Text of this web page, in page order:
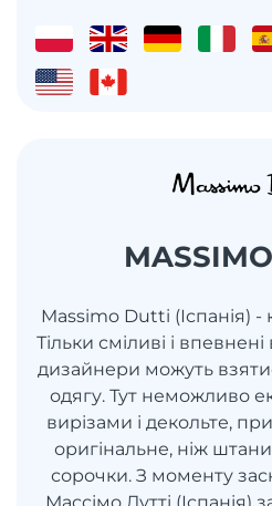
Massimo Dutti (Іспанія) -
Тільки сміливі і
дизайнери можуть
одягу. Тут неможливо
вирізами і декольте,
оригінальне, ніж
сорочки. З моменту